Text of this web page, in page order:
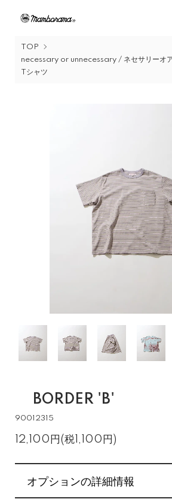
TOP
necessary or unnecessary / ネセサリーオ
Tシャツ
BORDER 'B'
90012315
12,100円(税1,100円)
オプションの詳細情報